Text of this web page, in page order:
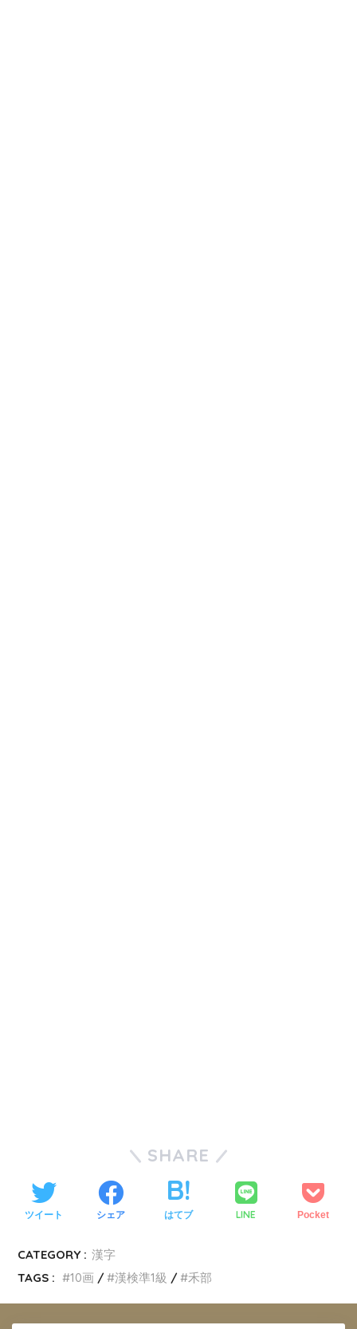
SHARE
ツイート シェア はてブ LINE Pocket
CATEGORY : 漢字
TAGS :
10画 漢検準1級 禾部